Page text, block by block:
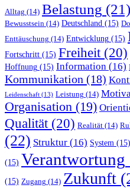
Alltag (14) Belastung (21)
Bewusstsein (14) Deutschland (15)
Enttäuschung (14) Entwicklung (15)
Fortschritt (15) Freiheit (20)
Hoffnung (15) Information (16)
Kommunikation (18)
Leidenschaft (13) Leistung (14)
Organisation (19)
Qualität (20) Realität (14)
(22) Struktur (16) System (15)
(15) Verantwortung
(15) Zugang (14) Zukunft